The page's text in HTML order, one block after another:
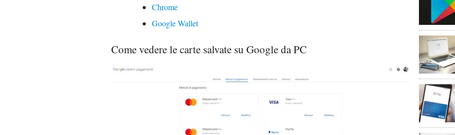
Chrome
Google Wallet
Come vedere le carte salvate su Google da PC